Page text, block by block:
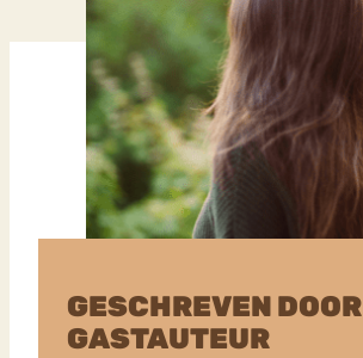
GESCHREVEN DOOR
GASTAUTEUR